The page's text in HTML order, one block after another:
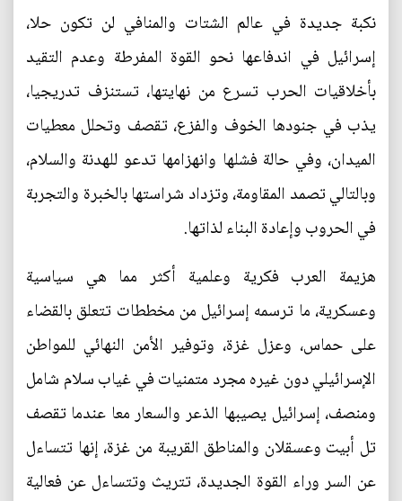
نكبة جديدة في عالم الشتات والمنافي لن تكون حلا،
إسرائيل في اندفاعها نحو القوة المفرطة وعدم التقيد
بأخلاقيات الحرب تسرع من نهايتها، تستنزف تدريجيا،
يذب في جنودها الخوف والفزع، تقصف وتحلل معطيات
الميدان، وفي حالة فشلها وانهزامها تدعو للهدنة والسلام،
وبالتالي تصمد المقاومة، وتزداد شراستها بالخبرة والتجربة
في الحروب وإعادة البناء لذاتها.
هزيمة العرب فكرية وعلمية أكثر مما هي سياسية
وعسكرية، ما ترسمه إسرائيل من مخططات تتعلق بالقضاء
على حماس، وعزل غزة، وتوفير الأمن النهائي للمواطن
الإسرائيلي دون غيره مجرد متمنيات في غياب سلام شامل
ومنصف، إسرائيل يصيبها الذعر والسعار معا عندما تقصف
تل أبيت وعسقلان والمناطق القريبة من غزة، إنها تتساءل
عن السر وراء القوة الجديدة، تتريث وتتساءل عن فعالية